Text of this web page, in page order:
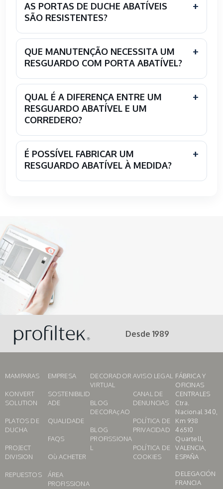
AS PORTAS DE DUCHE ABATÍVEIS
SÃO RESISTENTES?
QUE MANUTENÇÃO NECESSITA UM
RESGUARDO COM PORTA ABATÍVEL?
QUAL É A DIFERENÇA ENTRE UM
RESGUARDO ABATÍVEL E UM
CORREDERO?
É POSSÍVEL FABRICAR UM
RESGUARDO ABATÍVEL À MEDIDA?
Desde 1989
MAMPARAS
KONVERT
SOLUTION
PLATOS DE
DUCHA
PROJECT
DIVISION
REPUESTOS
EMPRESA
SOSTENIBILID
ADE
QUALIDADE
FAQS
Où ACHETER
ÁREA
PROFISSIONA
DECORADOR
VIRTUAL
BLOG
DECORAçAO
BLOG
PROFISSIONA
L
AVISO LEGAL
CANAL DE
DENUNCIAS
POLÍTICA DE
PRIVACIDAD
POLÍTICA DE
COOKIES
FÁBRICA Y
OFICINAS
CENTRALES
Ctra.
Nacional 340,
Km 938
46510
Quartell,
VALENCIA,
ESPAÑA
DELEGACIÓN
FRANCIA